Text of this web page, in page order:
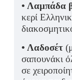
• Λαμπάδα
κερί
• Λαδοσέτ
σαπουνάκι
σε